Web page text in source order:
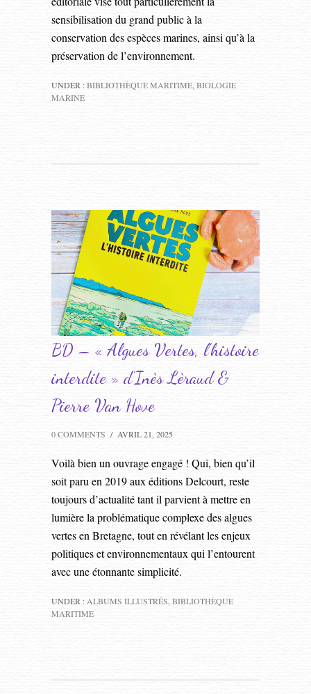
sensibilisation du grand public à la
conservation des espèces marines, ainsi qu’à la
préservation de l’environnement.
UNDER :BIBLIOTHÈQUE MARITIME,BIOLOGIE
MARINE
BD – « Algues Vertes, l’histoire
interdite » d’Inès Lèraud &
Pierre Van Hove
0 COMMENTS / AVRIL 21, 2025
Voilà bien un ouvrage engagé ! Qui, bien qu’il
soit paru en 2019 aux éditions Delcourt, reste
toujours d’actualité tant il parvient à mettre en
lumière la problématique complexe des algues
vertes en Bretagne, tout en révélant les enjeux
politiques et environnementaux qui l’entourent
avec une étonnante simplicité.
UNDER :ALBUMS ILLUSTRÉS,BIBLIOTHÈQUE
MARITIME